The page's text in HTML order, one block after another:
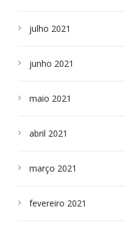
julho 2021
junho 2021
maio 2021
abril 2021
março 2021
fevereiro 2021